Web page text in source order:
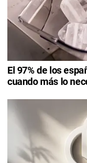
El 97% de los
cuando más lo